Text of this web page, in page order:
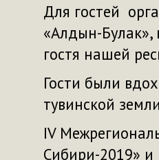
Для гостей
«Алдын-
гостя нашей
Гости были
тувинской
IV
Сибири-2019»